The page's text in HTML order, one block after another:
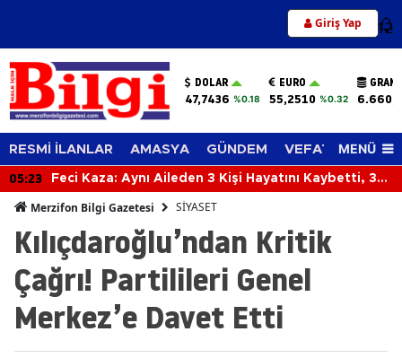
Giriş Yap 12
DOLAR
47,7436 %0.18
EURO
55,2510 %0.32
RESMİ İLANLAR AMASYA GÜNDEM VEFAT EDENLER
MENÜ
05:23
Feci Kaza: Aynı Aileden 3 Kişi Hayatını Kaybetti, 3
Merzifon Bilgi Gazetesi SİYASET
Kılıçdaroğlu’ndan Kritik
Çağrı! Partilileri Genel
Merkez’e Davet Etti